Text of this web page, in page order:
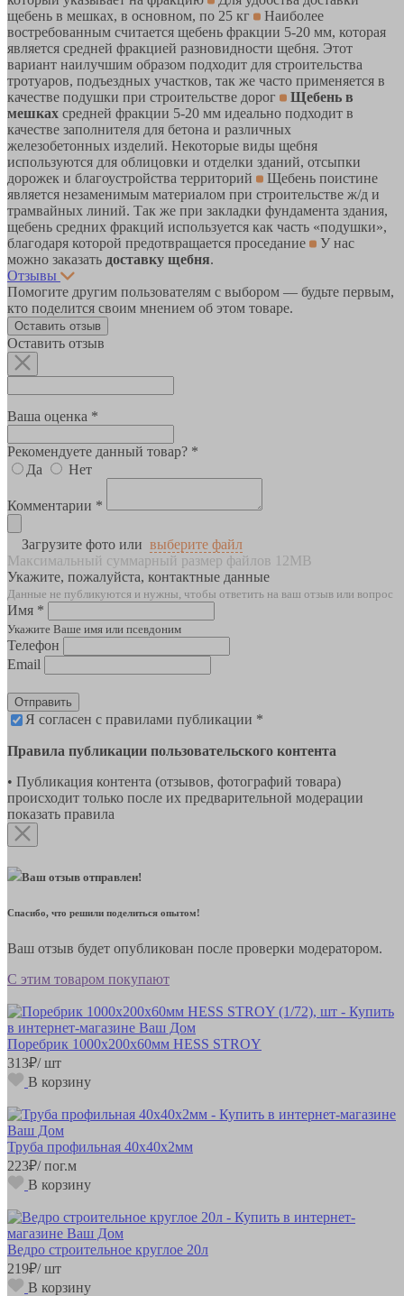
щебень в мешках, в основном, по 25 кг
Наиболее
востребованным считается щебень фракции 5-20 мм, которая
является средней фракцией разновидности щебня. Этот
вариант наилучшим образом подходит для строительства
тротуаров, подъездных участков, так же часто применяется в
качестве подушки при строительстве дорог
Щебень в
мешках средней фракции 5-20 мм идеально подходит в
качестве заполнителя для бетона и различных
железобетонных изделий. Некоторые виды щебня
используются для облицовки и отделки зданий, отсыпки
дорожек и благоустройства территорий
Щебень поистине
является незаменимым материалом при строительстве ж/д и
трамвайных линий. Так же при закладки фундамента здания,
щебень средних фракций используется как часть «подушки»,
благодаря которой предотвращается проседание
У нас
можно заказать доставку щебня.
Отзывы
Помогите другим пользователям с выбором — будьте первым,
кто поделится своим мнением об этом товаре.
Оставить отзыв
Оставить отзыв
Ваша оценка *
Рекомендуете данный товар? *
Да
Нет
Комментарии *
Загрузите фото или выберите файл
Максимальный суммарный размер файлов 12MB
Укажите, пожалуйста, контактные данные
Данные не публикуются и нужны, чтобы ответить на ваш отзыв или вопрос
Имя *
Укажите Ваше имя или псевдоним
Телефон
Email
Отправить
Я согласен с правилами публикации *
Правила публикации пользовательского контента
• Публикация контента (отзывов, фотографий товара)
происходит только после их предварительной модерации
показать правила
Ваш отзыв отправлен!
Спасибо, что решили поделиться опытом!
Ваш отзыв будет опубликован после проверки модератором.
С этим товаром покупают
Поребрик 1000х200х60мм HESS STROY
313₽/ шт
В корзину
Труба профильная 40х40х2мм
223₽/ пог.м
В корзину
Ведро строительное круглое 20л
219₽/ шт
В корзину